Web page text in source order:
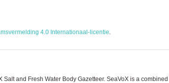
4.0 Internationaal-licentie.
and Fresh Water Body Gazetteer. SeaVoX is a